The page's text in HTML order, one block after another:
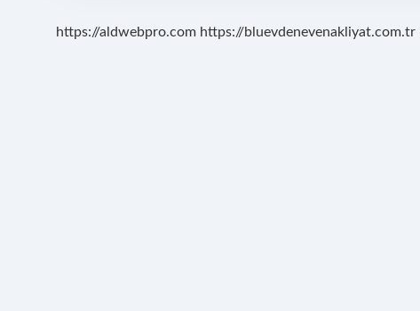
https://aldwebpro.com https://bluevdenevenakliyat.com.tr